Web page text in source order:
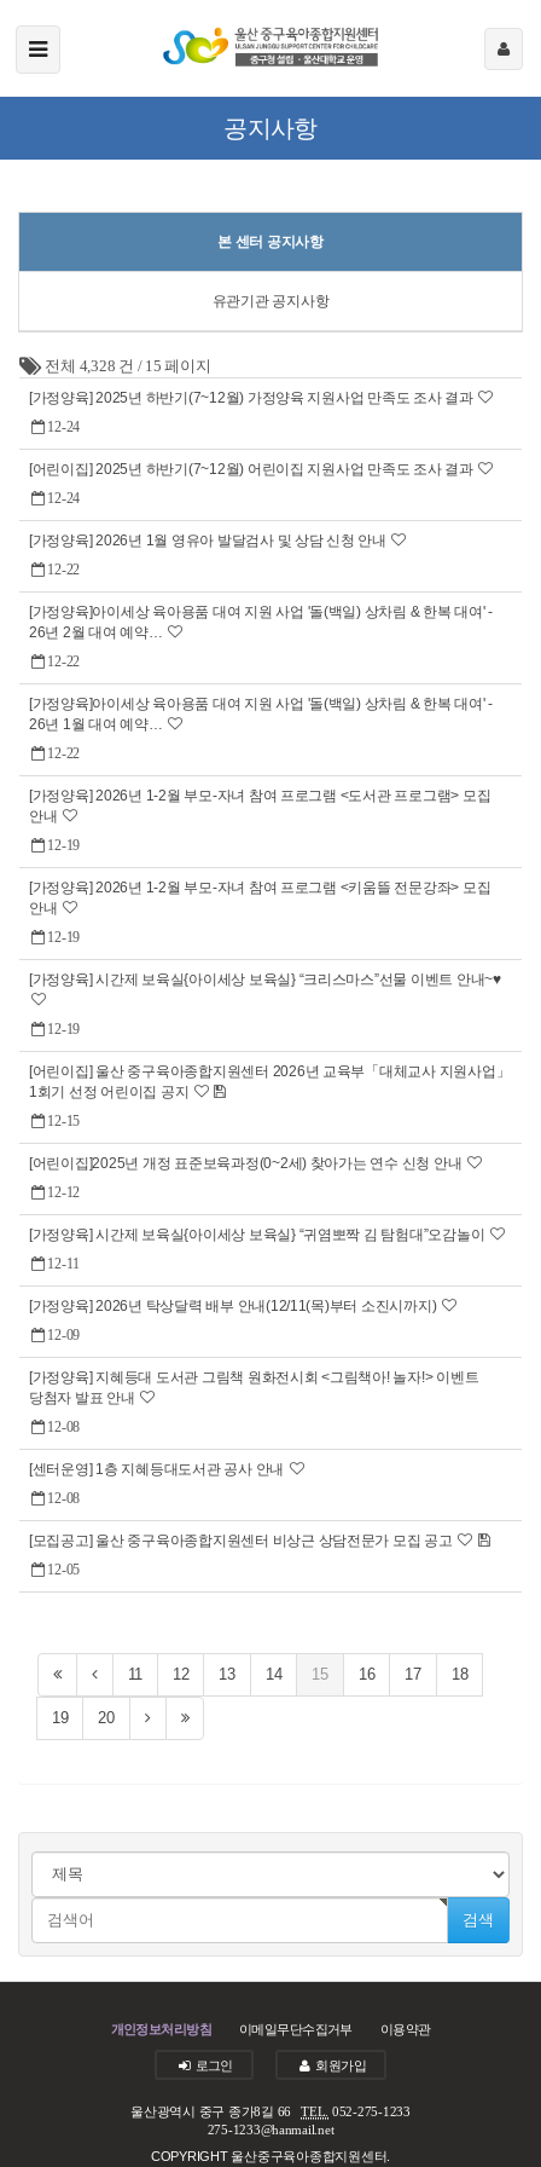
공지사항
본 센터 공지사항
유관기관 공지사항
전체 4,328 건 / 15 페이지
[가정양육] 2025년 하반기(7~12월) 가정양육 지원사업 만족도 조사 결과
12-24
[어린이집] 2025년 하반기(7~12월) 어린이집 지원사업 만족도 조사 결과
12-24
[가정양육] 2026년 1월 영유아 발달검사 및 상담 신청 안내
12-22
[가정양육]아이세상 육아용품 대여 지원 사업 '돌(백일) 상차림 & 한복 대여' -
26년 2월 대여 예약…
12-22
[가정양육]아이세상 육아용품 대여 지원 사업 '돌(백일) 상차림 & 한복 대여' -
26년 1월 대여 예약…
12-22
[가정양육] 2026년 1-2월 부모-자녀 참여 프로그램 <도서관 프로그램> 모집
안내
12-19
[가정양육] 2026년 1-2월 부모-자녀 참여 프로그램 <키움뜰 전문강좌> 모집
안내
12-19
[가정양육] 시간제 보육실{아이세상 보육실} “크리스마스”선물 이벤트 안내~♥
12-19
[어린이집] 울산 중구육아종합지원센터 2026년 교육부「대체교사 지원사업」
1회기 선정 어린이집 공지
12-15
[어린이집]2025년 개정 표준보육과정(0~2세) 찾아가는 연수 신청 안내
12-12
[가정양육] 시간제 보육실{아이세상 보육실} “귀염뽀짝 김 탐험대”오감놀이
12-11
[가정양육] 2026년 탁상달력 배부 안내(12/11(목)부터 소진시까지)
12-09
[가정양육] 지혜등대 도서관 그림책 원화전시회 <그림책아! 놀자!> 이벤트
당첨자 발표 안내
12-08
[센터운영] 1층 지혜등대도서관 공사 안내
12-08
[모집공고] 울산 중구육아종합지원센터 비상근 상담전문가 모집 공고
12-05
11 12 13 14 15 16 17 18
19 20
검색
개인정보처리방침 이메일무단수집거부 이용약관
로그인 회원가입
울산광역시 중구 종가8길 66TEL. 052-275-1233
275-1233@hanmail.net
COPYRIGHT 울산중구육아종합지원센터.